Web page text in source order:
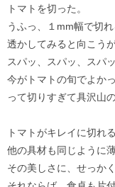
トマトを切った。
うふっ、１mm幅で切れ
透かしてみると向こうが
スパッ、スパッ、スパッ
今がトマトの旬でよか
って切りすぎて具沢山
トマトがキレイに切れ
他の具材も同じように
その美しさに、せっか